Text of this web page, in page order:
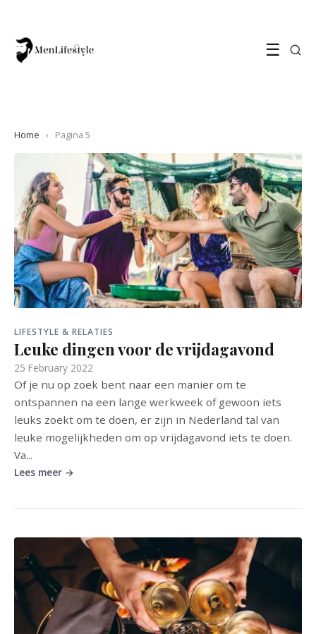
☰
Home › Pagina 5
LIFESTYLE & RELATIES
Leuke dingen voor de vrijdagavond
25 February 2022
Of je nu op zoek bent naar een manier om te
ontspannen na een lange werkweek of gewoon iets
leuks zoekt om te doen, er zijn in Nederland tal van
leuke mogelijkheden om op vrijdagavond iets te doen.
Va...
Lees meer →